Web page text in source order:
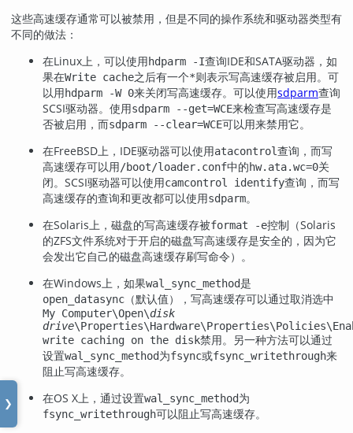
❯
这些高速缓存通常可以被禁用，但是不同的操作系统和驱动器类型有
不同的做法：
在Linux 上，可以使用hdparm -I查询IDE和SATA驱动器，如
果在Write cache之后有一个*则表示写高速缓存被启用。可
以用hdparm -W 0来关闭写高速缓存。可以使用sdparm查询
SCSI驱动器。使用sdparm --get=WCE来检查写高速缓存是
否被启用，而sdparm --clear=WCE可以用来禁用它。
在FreeBSD 上，IDE驱动器可以使用atacontrol查询，而写
高速缓存可以用/boot/loader.conf中的hw.ata.wc=0关
闭。SCSI驱动器可以使用camcontrol identify查询，而写
高速缓存的查询和更改都可以使用sdparm。
在Solaris 上，磁盘的写高速缓存被format -e控制（Solaris
的ZFS文件系统对于开启的磁盘写高速缓存是安全的，因为它
会发出它自己的磁盘高速缓存刷写命令）。
在Windows 上，如果wal_sync_method是
open_datasync （默认值），写高速缓存可以通过取消选中
My Computer\Open\disk
drive
write caching on the disk禁用。另一种方法可以通过
设置wal_sync_method为fsync或fsync_writethrough来
阻止写高速缓存。
在OS X 上，通过设置wal_sync_method为
fsync_writethrough可以阻止写高速缓存。